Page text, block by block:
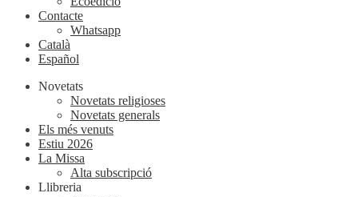
Contacte
Whatsapp
Català
Español
Novetats
Novetats religioses
Novetats generals
Els més venuts
Estiu 2026
La Missa
Alta subscripció
Llibreria